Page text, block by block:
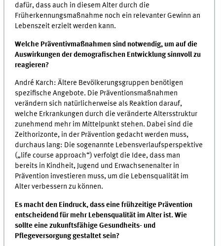
dafür, dass auch in diesem Alter durch die
Früherkennungsmaßnahme noch ein relevanter Gewinn an
Lebenszeit erzielt werden kann.
Welche Präventivmaßnahmen sind notwendig, um auf die
Auswirkungen der demografischen Entwicklung sinnvoll zu
reagieren?
André Karch: Ältere Bevölkerungsgruppen benötigen
spezifische Angebote. Die Präventionsmaßnahmen
verändern sich natürlicherweise als Reaktion darauf,
welche Erkrankungen durch die veränderte Altersstruktur
zunehmend mehr im Mittelpunkt stehen. Dabei sind die
Zeithorizonte, in der Prävention gedacht werden muss,
durchaus lang: Die sogenannte Lebensverlaufsperspektive
(„life course approach“) verfolgt die Idee, dass man
bereits in Kindheit, Jugend und Erwachsenenalter in
Prävention investieren muss, um die Lebensqualität im
Alter verbessern zu können.
Es macht den Eindruck, dass eine frühzeitige Prävention
entscheidend für mehr Lebensqualität im Alter ist. Wie
sollte eine zukunftsfähige Gesundheits- und
Pflegeversorgung gestaltet sein?